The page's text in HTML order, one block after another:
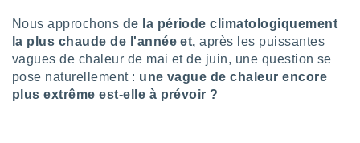
des
de très
sur
Nous approchons de la période climatologiquement
la plus chaude de l'année et, après les puissantes
vagues de chaleur de mai et de juin, une question se
pose naturellement : une vague de chaleur encore
plus extrême est-elle à prévoir ?